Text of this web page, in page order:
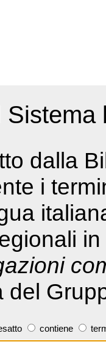
dalla
i
del
contiene